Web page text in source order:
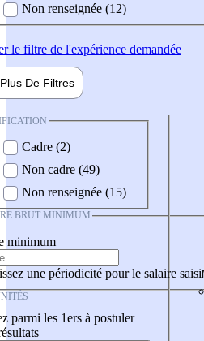
Non renseignée (12)
le filtre de l'expérience demandée
Plus De Filtres
Cadre (2)
Non cadre (49)
Non renseignée (15)
BRUT MINIMUM
minimum
une périodicité pour le salaire saisi
parmi les 1ers à postuler